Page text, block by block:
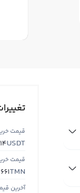
قیمت
USDT
قیمت
TMN
661
آخرین